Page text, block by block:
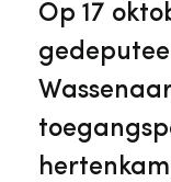
Collectiebeheer
Veelgestelde
Ons team
Jaarstukken
Vacatures
Op 17